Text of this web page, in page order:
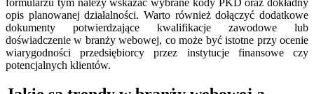
opis planowanej działalności. Warto również dołączyć dodatkowe
dokumenty potwierdzające kwalifikacje zawodowe lub
doświadczenie w branży webowej, co może być istotne przy ocenie
wiarygodności przedsiębiorcy przez instytucje finansowe czy
potencjalnych klientów.